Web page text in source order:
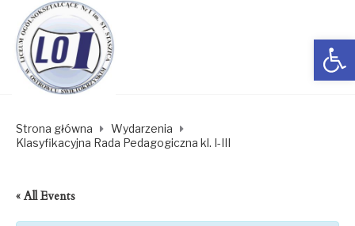
Open toolbar
Strona główna
Wydarzenia
Klasyfikacyjna Rada Pedagogiczna kl. I-III
« All Events